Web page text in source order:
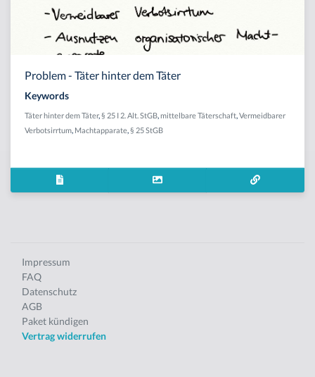
Problem - Täter hinter dem Täter
Keywords
Täter hinter dem Täter, § 25 I 2. Alt. StGB mittelbare Täterschaft Vermeidbarer
Verbotsirrtum Machtapparate § 25 StGB
Impressum
FAQ
Datenschutz
AGB
Paket kündigen
Vertrag widerrufen